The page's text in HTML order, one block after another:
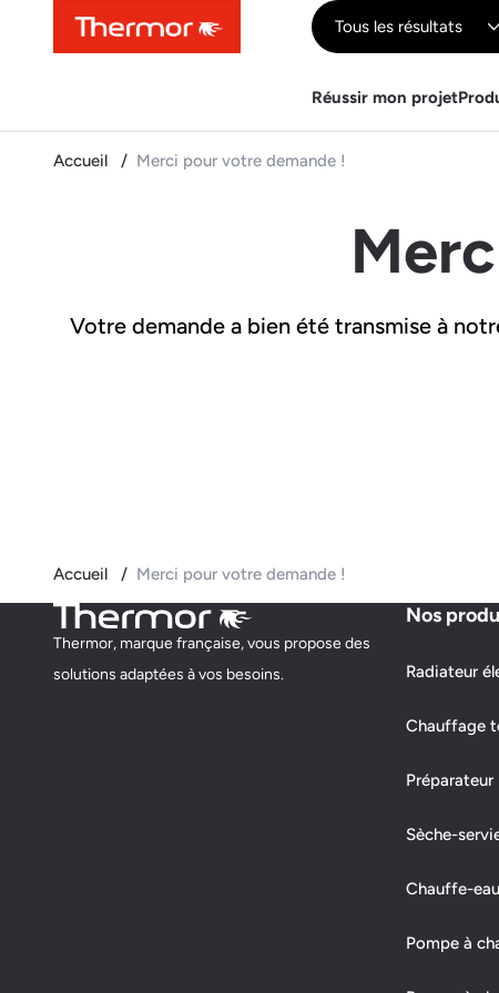
ContenuMenuRecherche Tous les résultats
Réussir mon projet
Accueil Merci pour votre demande !
Votre demande a bien été transmise à
Accueil Merci pour votre demande !
Thermor, marque française, vous propose des
solutions adaptées à vos besoins.
Nos
Radiateur
Chauffage
Préparateur
Sèche-
Chauffe-eau
Pompe à